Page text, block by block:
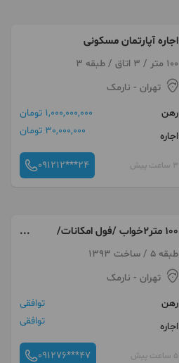
اجاره آپارتمان مسکونی
100 متر / 3 اتاق / طبقه 3
تهران - نارمک
رهن
1,000,000,000 تومان
اجاره
30,000,000 تومان
3 ساعت پیش 091212***24
۱۰۰ متر۲خواب /فول امکانات/
خوش نقشه /احد زاده/تخلیه
طبقه 5 / ساخت 1393
تهران - نارمک
رهن
توافقی
اجاره
توافقی
5 ساعت پیش 091276***47